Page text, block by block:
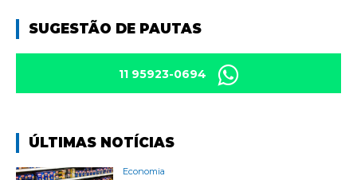
SUGESTÃO DE PAUTAS
11 95923-0694
ÚLTIMAS NOTÍCIAS
Economia